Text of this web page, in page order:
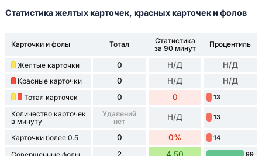
Статистика желтых карточек, красных карточек и фолов
Карточки и фолы Тотал
Статистика
за 90 минут
Процентиль
Желтые карточки 0 Н/Д Н/Д
Красные карточки 0 Н/Д Н/Д
Тотал карточек 0 0 13
Количество карточек
в минуту
Удалений
нет
Н/Д 13
Карточки более 0.5 0 0% 14
99